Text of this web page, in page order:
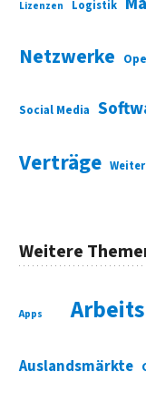
Lizenzen Logistik
Netzwerke
Social Media
Verträge
Weitere
Apps
Auslandsmärkte